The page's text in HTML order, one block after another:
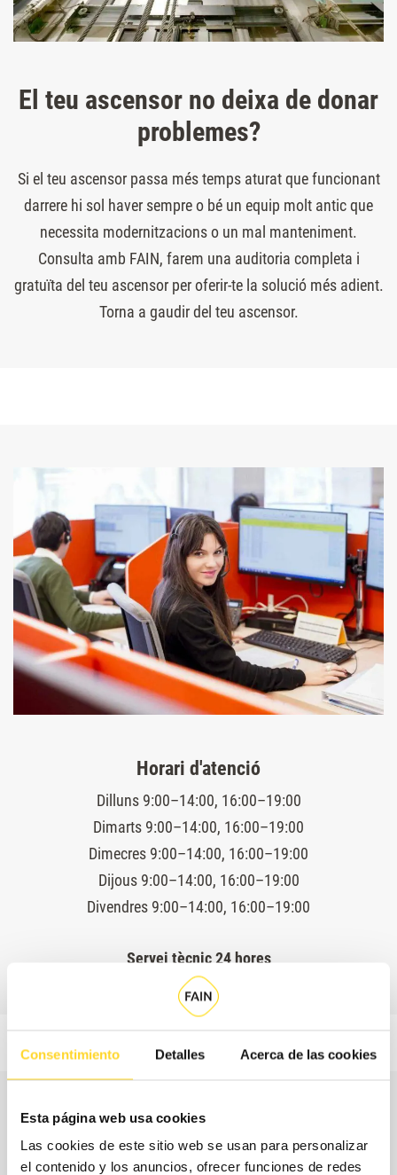
Consentimiento Detalles Acerca de las cookies
Esta página web usa cookies
Las cookies de este sitio web se usan para personalizar
el contenido y los anuncios, ofrecer funciones de redes
El teu ascensor no deixa de donar
problemes?
Si el teu ascensor passa més temps aturat que funcionant
darrere hi sol haver sempre o bé un equip molt antic que
necessita modernitzacions o un mal manteniment.
Consulta amb FAIN, farem una auditoria completa i
gratuïta del teu ascensor per oferir-te la solució més adient.
Torna a gaudir del teu ascensor.
Horari d'atenció
Dilluns 9:00–14:00, 16:00–19:00
Dimarts 9:00–14:00, 16:00–19:00
Dimecres 9:00–14:00, 16:00–19:00
Dijous 9:00–14:00, 16:00–19:00
Divendres 9:00–14:00, 16:00–19:00
Servei tècnic 24 hores